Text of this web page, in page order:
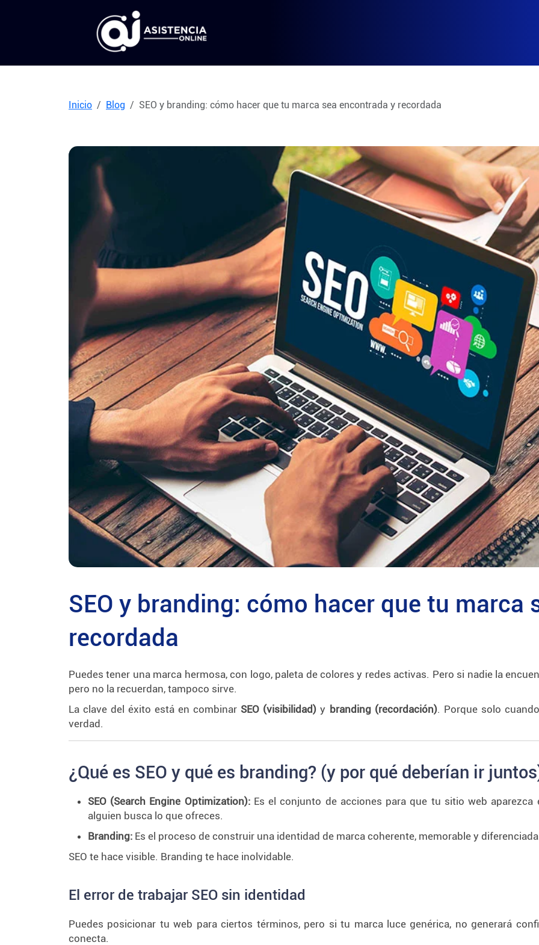
Inicio Blog SEO y branding: cómo hacer que tu marca sea encontrada y recordada
SEO y branding: cómo hacer que tu marca
recordada
Puedes tener una marca hermosa, con logo, paleta de colores y redes activas. Pero si nadie la
pero no la recuerdan, tampoco sirve.
La clave del éxito está en combinar SEO (visibilidad) y branding (recordación). Porque solo
verdad.
¿Qué es SEO y qué es branding? (y por qué deberían ir
SEO (Search Engine Optimization):Es el conjunto de acciones para que tu sitio web aparezca
alguien busca lo que ofreces.
Branding: Es el proceso de construir una identidad de marca coherente, memorable y
SEO te hace visible. Branding te hace inolvidable.
El error de trabajar SEO sin identidad
Puedes posicionar tu web para ciertos términos, pero si tu marca luce genérica, no generará
conecta.